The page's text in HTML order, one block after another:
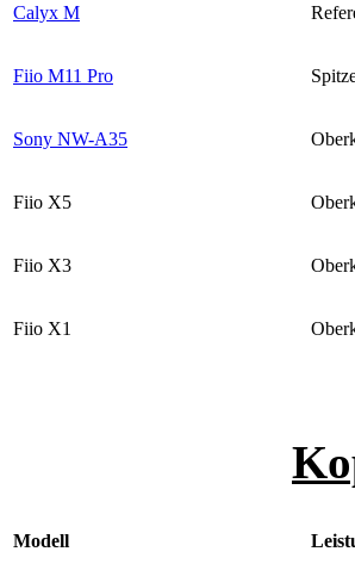
Calyx M
Fiio M11 Pro
Sony NW-A35
Fiio X5
Fiio X3
Fiio X1
Modell